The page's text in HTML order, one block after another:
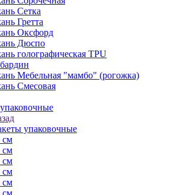
Сетка
Гретта
Оксфорд
Дюспо
голографическая TPU
Мебельная "мамбо" (рогожка)
Смесовая
упаковочные
см
см
см
см
см
см